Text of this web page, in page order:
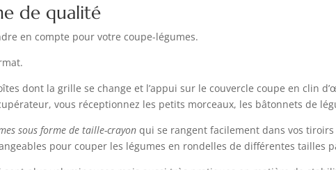
de qualité
en compte pour votre coupe-légumes.
dont la grille se change et l’appui sur le couvercle coupe en clin
vous réceptionnez les petits morceaux, les bâtonnets de
sous forme de taille-crayon qui se rangent facilement dans vos
pour couper les légumes en rondelles de différentes tailles